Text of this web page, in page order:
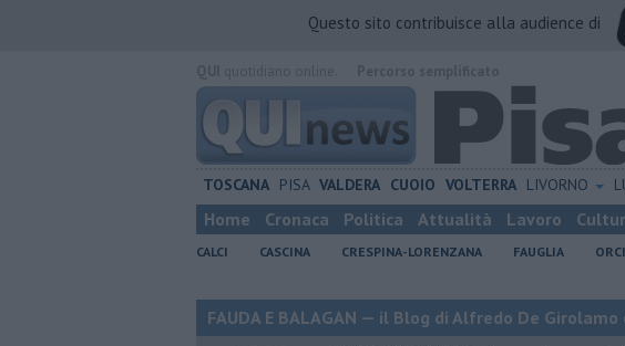
Questo sito contribuisce alla audience di
TOSCANA PISA VALDERA CUOIO VOLTERRA LIVORNO
Home Cronaca Politica Attualità Lavoro
CALCI CASCINA CRESPINA-LORENZANA FAUGLIA
FAUDA E BALAGAN — il Blog di Alfredo De Girolamo